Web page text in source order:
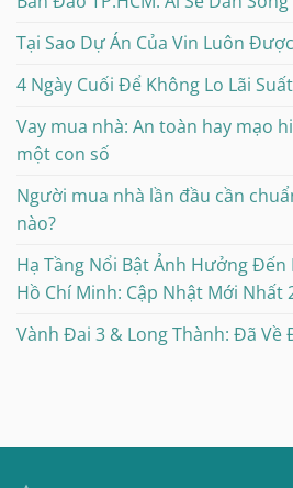
Tại Sao Dự Án Của Vin Luôn
4 Ngày Cuối Để Không Lo Lãi Suất
Vay mua nhà: An toàn hay mạo
một con số
Người mua nhà lần đầu cần
nào?
Hạ Tầng Nổi Bật Ảnh Hưởng
Hồ Chí Minh: Cập Nhật Mới Nhất
Vành Đai 3 & Long Thành: Đã